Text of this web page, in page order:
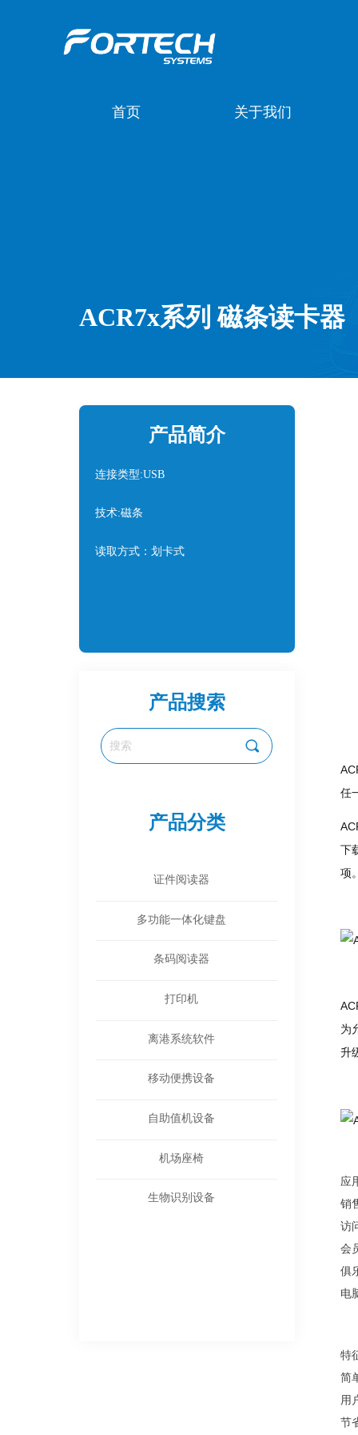
首页 关于我们
产品搜索
끠
产品分类
证件阅读器
多功能一体化键盘
条码阅读器
打印机
离港系统软件
移动便携设备
自助值机设备
机场座椅
生物识别设备
ACR7x系列 磁条读卡器
连接类型:USB
技术:磁条
读取方式：划卡式
产品简介
任
下
项
为
升
应
销
访
会
俱
电
特
简
用
节